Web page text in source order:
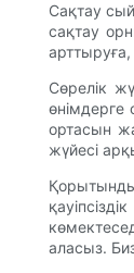
Сақтау
сақтау
Сөрелік
өнімдерге
ортасын
жүйесі
аласыз.